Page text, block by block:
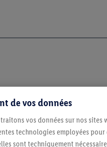
de vos données
traitons vos données sur nos sites
technologies employées pour
sont techniquement